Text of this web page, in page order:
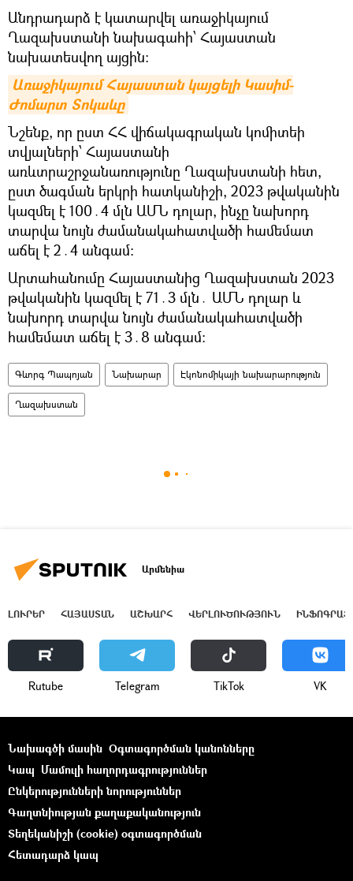
Անդրադարձ է կատարվել առաջիկայում
Ղազախստանի նախագահի՝ Հայաստան
նախատեսվող այցին։
Առաջիկայում Հայաստան կայցելի Կասիմ-
Ժոմարտ Տոկաևը
Նշենք, որ ըստ ՀՀ վիճակագրական կոմիտեի
տվյալների՝ Հայաստանի
առևտրաշրջանառությունը Ղազախստանի հետ,
ըստ ծագման երկրի հատկանիշի, 2023 թվականին
կազմել է 100․4 մլն ԱՄՆ դոլար, ինչը նախորդ
տարվա նույն ժամանակահատվածի համեմատ
աճել է 2․4 անգամ։
Արտահանումը Հայաստանից Ղազախստան 2023
թվականին կազմել է 71․3 մլն․ ԱՄՆ դոլար և
նախորդ տարվա նույն ժամանակահատվածի
համեմատ աճել է 3․8 անգամ։
Գևորգ Պապոյան Նախարար Էկոնոմիկայի նախարարություն
Ղազախստան
Արմենիա
ԼՈՒՐԵՐ ՀԱՅԱՍՏԱՆ ԱՇԽԱՐՀ ՎԵՐԼՈՒԾՈՒԹՅՈՒՆ
Rutube Telegram ТikТоk VK
Նախագծի մասին Օգտագործման կանոնները
Կապ Մամուլի հաղորդագրություններ
Ընկերությունների նորություններ
Գաղտնիության քաղաքականություն
Տեղեկանիշի (cookie) օգտագործման
Հետադարձ կապ